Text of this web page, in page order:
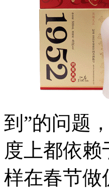
到”的问题
度上都依
样在春节做